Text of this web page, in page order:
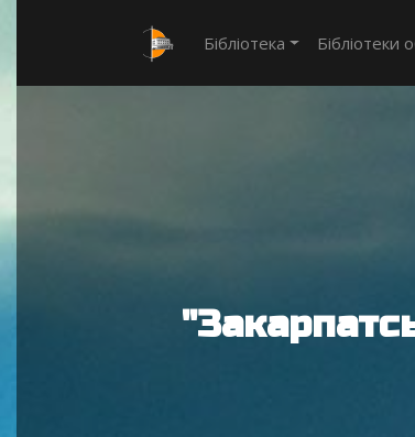
Бібліотека Бібліотеки